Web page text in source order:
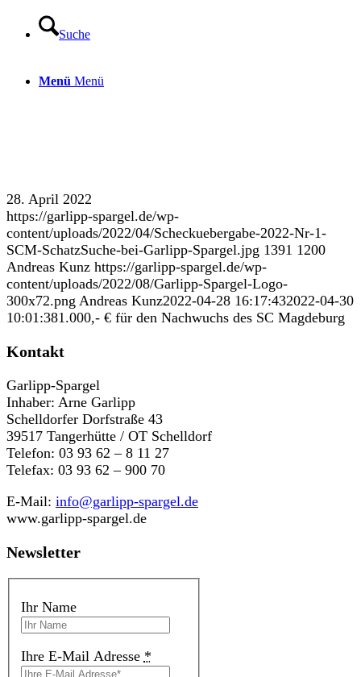
Suche
Menü Menü
28. April 2022
https://garlipp-spargel.de/wp-
content/uploads/2022/04/Scheckuebergabe-2022-Nr-1-
SCM-SchatzSuche-bei-Garlipp-Spargel.jpg 1391 1200
Andreas Kunz https://garlipp-spargel.de/wp-
content/uploads/2022/08/Garlipp-Spargel-Logo-
300x72.png Andreas Kunz2022-04-28 16:17:432022-04-30
10:01:381.000,- € für den Nachwuchs des SC Magdeburg
Kontakt
Garlipp-Spargel
Inhaber: Arne Garlipp
Schelldorfer Dorfstraße 43
39517 Tangerhütte / OT Schelldorf
Telefon: 03 93 62 – 8 11 27
Telefax: 03 93 62 – 900 70
E-Mail: info@garlipp-spargel.de
www.garlipp-spargel.de
Newsletter
Ihr Name
Ihre E-Mail Adresse *